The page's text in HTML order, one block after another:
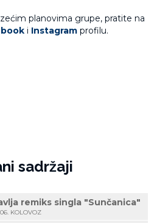
planovima grupe, pratite na
i Instagramprofilu.
sadržaji
remiks singla "Sunčanica"
06. KOLOVOZ